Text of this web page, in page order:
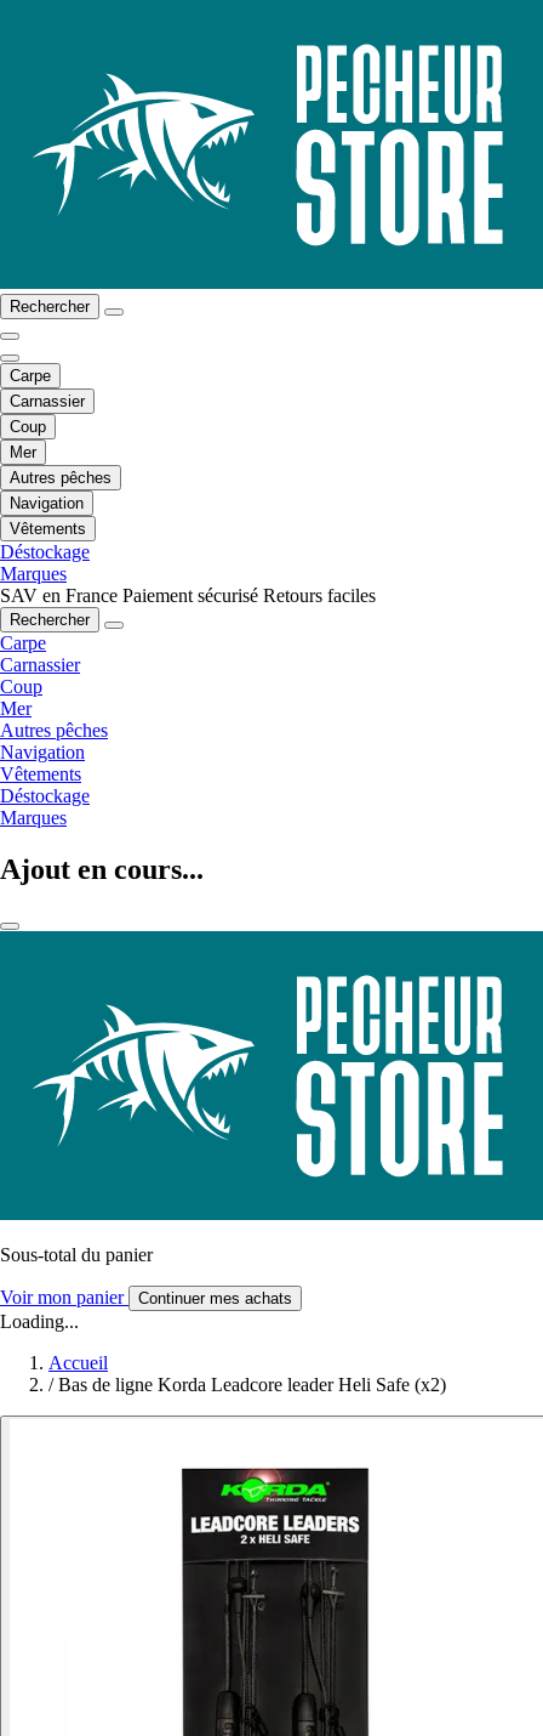
Rechercher
Carpe
Carnassier
Coup
Mer
Autres pêches
Navigation
Vêtements
Déstockage
Marques
SAV en France Paiement sécurisé Retours faciles
Rechercher
Carpe
Carnassier
Coup
Mer
Autres pêches
Navigation
Vêtements
Déstockage
Marques
Ajout en cours...
Sous-total du panier
Voir mon panier Continuer mes achats
Loading...
Accueil
/ Bas de ligne Korda Leadcore leader Heli Safe (x2)